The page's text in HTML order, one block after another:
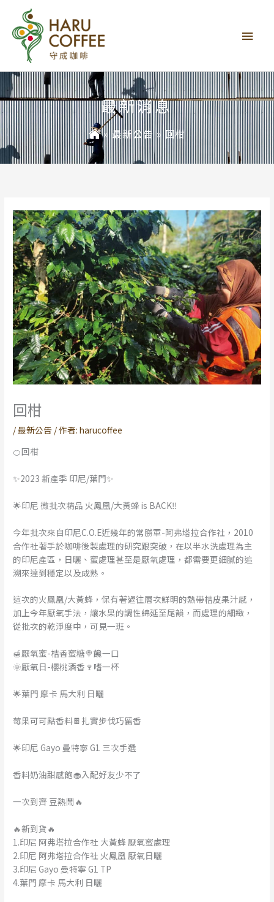
要
單
最新消息
» 最新公告 » 回柑
回柑
/最新公告 / 作者:harucoffee
🍊回柑
✨2023 新產季 印尼/葉門✨
🌟印尼 微批次精品 火鳳凰/大黃蜂 is BACK‼
今年批次來自印尼C.O.E近幾年的常勝軍-阿弗塔拉合作社，2010
合作社著手於咖啡後製處理的研究跟突破，在以半水洗處理為主
的印尼產區，日曬、蜜處理甚至是厭氧處理，都需要更細膩的追
溯來達到穩定以及成熟。
這次的火鳳凰/大黃蜂，保有著過往層次鮮明的熱帶桔皮果汁感，
加上今年厭氧手法，讓水果的調性綿延至尾韻，而處理的細緻，
從批次的乾淨度中，可見一班。
🍯厭氧蜜-桔香蜜糖🍭饞一口
🌞厭氧日-櫻桃酒香🍷嗜一杯
🌟葉門 摩卡 馬大利 日曬
莓果可可點香料🍫扎實步伐巧留香
🌟印尼 Gayo 曼特寧 G1 三次手選
香料奶油甜感飽🧁入配好友少不了
一次到齊 豆熱鬧🔥
🔥新到貨🔥
1.印尼 阿弗塔拉合作社 大黃蜂 厭氧蜜處理
2.印尼 阿弗塔拉合作社 火鳳凰 厭氧日曬
3.印尼 Gayo 曼特寧 G1 TP
4.葉門 摩卡 馬大利 日曬